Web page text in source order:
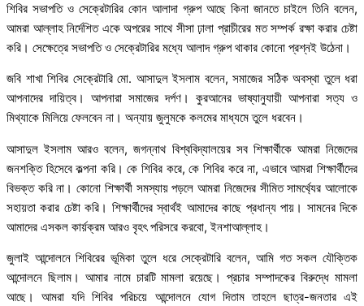
শিবির সভাপতি ও সেক্রেটারির কোন আলাদা গ্রুপ আছে কিনা জানতে চাইলে তিনি বলেন,
আমরা আল্লাহ নির্দেশিত একে অপরের সাথে সীসা ঢ়ালা প্রাচীরের মত সম্পর্ক রক্ষা করার চেষ্টা
করি। সেক্ষেত্রে সভাপতি ও সেক্রেটারির মধ্যে আলাদ গ্রুপ থাকার কোনো প্রশ্নই উঠেনা।
জবি শাখা শিবির সেক্রেটারি মো. আসাদুল ইসলাম বলেন, সমাজের সঠিক অবস্থা তুলে ধরা
আপনাদের দায়িত্ব। আপনারা সমাজের দর্পণ। কুরআনের ভাষ্যানুযায়ী আপনারা সত্য ও
মিথ্যাকে মিলিয়ে ফেলবেন না। অন্যায় জুলুমকে কলমের মাধ্যমে তুলে ধরবেন।
আসাদুল ইসলাম আরও বলেন, জগন্নাথ বিশ্ববিদ্যালয়ের সব শিক্ষার্থীকে আমরা নিজেদের
জনশক্তি হিসেবে কল্পনা করি। কে শিবির করে, কে শিবির করে না, এভাবে আমরা শিক্ষার্থীদের
বিভক্ত করি না। কোনো শিক্ষার্থী সমস্যায় পড়লে আমরা নিজেদের সীমিত সামর্থ্যের আলোকে
সহায়তা করার চেষ্টা করি। শিক্ষার্থীদের স্বার্থই আমাদের কাছে প্রধান্য পায়। সামনের দিকে
আমাদের এসকল কার্য়ক্রম আরও বৃহৎ পরিসরে করবো, ইনশাআল্লাহ।
জুলাই আন্দোলনে শিবিরের ভূমিকা তুলে ধরে সেক্রেটারি বলেন, আমি গত সকল যৌক্তিক
আন্দোলনে ছিলাম। আমার নামে চারটি মামলা রয়েছে। প্রচার সম্পাদকের বিরুদ্ধে মামলা
আছে। আমরা যদি শিবির পরিচয়ে আন্দোলনে যোগ দিতাম তাহলে ছাত্র-জনতার এই